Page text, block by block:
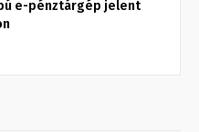
e-pénztárgép jelent